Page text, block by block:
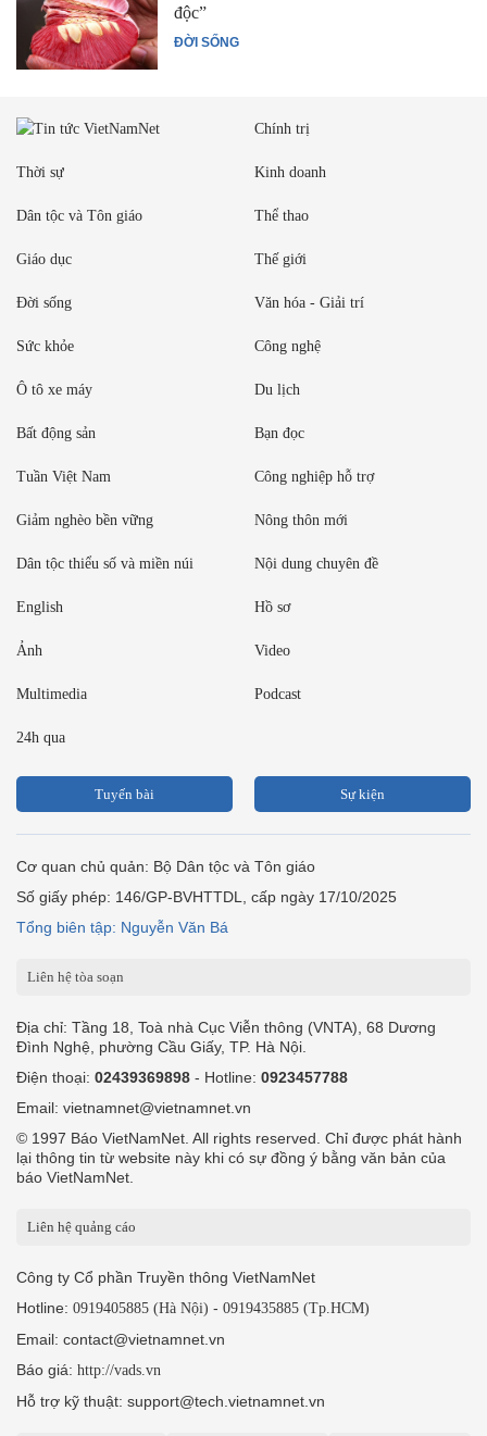
ĐỜI SỐNG
độc”
Chính trị
Thời sự Kinh doanh
Dân tộc và Tôn giáo Thể thao
Giáo dục Thế giới
Đời sống Văn hóa - Giải trí
Sức khỏe Công nghệ
Ô tô xe máy Du lịch
Bất động sản Bạn đọc
Tuần Việt Nam Công nghiệp hỗ trợ
Giảm nghèo bền vững Nông thôn mới
Dân tộc thiểu số và miền núi Nội dung chuyên đề
English Hồ sơ
Ảnh Video
Multimedia Podcast
24h qua
Tuyến bài Sự kiện
Cơ quan chủ quản: Bộ Dân tộc và Tôn giáo
Số giấy phép: 146/GP-BVHTTDL, cấp ngày 17/10/2025
Tổng biên tập: Nguyễn Văn Bá
Liên hệ tòa soạn
Địa chỉ: Tầng 18, Toà nhà Cục Viễn thông (VNTA), 68 Dương
Đình Nghệ, phường Cầu Giấy, TP. Hà Nội.
Điện thoại: 02439369898 - Hotline: 0923457788
Email: vietnamnet@vietnamnet.vn
© 1997 Báo VietNamNet. All rights reserved. Chỉ được phát hành
lại thông tin từ website này khi có sự đồng ý bằng văn bản của
báo VietNamNet.
Liên hệ quảng cáo
Công ty Cổ phần Truyền thông VietNamNet
Hotline: 0919405885 (Hà Nội) - 0919435885 (Tp.HCM)
Email: contact@vietnamnet.vn
Báo giá: http://vads.vn
Hỗ trợ kỹ thuật: support@tech.vietnamnet.vn